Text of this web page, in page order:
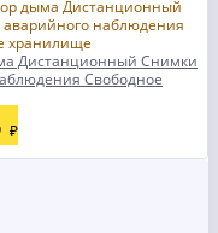
Дистанционный Снимки
Свободное
₽